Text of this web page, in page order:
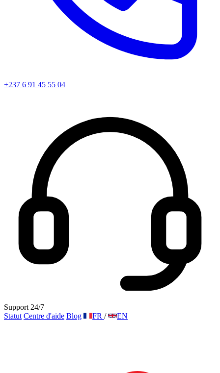
+237 6 91 45 55 04
Support 24/7
Statut Centre d'aide Blog FR / EN